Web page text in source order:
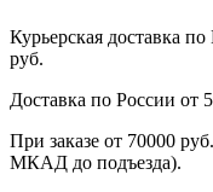
Курьерская доставка
руб.
Доставка по России от
При заказе от 70000
МКАД до подъезда).